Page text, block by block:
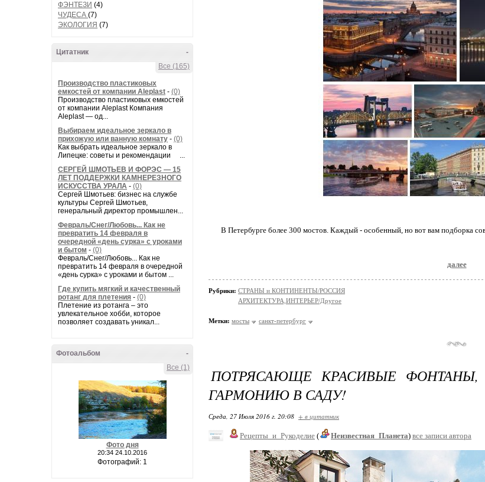
ФЭНТЕЗИ (4)
ЧУДЕСА (7)
ЭКОЛОГИЯ (7)
-
Цитатник
Все (165)
Производство пластиковых
емкостей от компании Aleplast - (0)
Производство пластиковых емкостей
от компании Aleplast Компания
Aleplast — од...
Выбираем идеальное зеркало в
прихожую или ванную комнату - (0)
Как выбрать идеальное зеркало в
Липецке: советы и рекомендации ...
СЕРГЕЙ ШМОТЬЕВ И ФОРЭС — 15
ЛЕТ ПОДДЕРЖКИ КАМНЕРЕЗНОГО
ИСКУССТВА УРАЛА - (0)
Сергей Шмотьев: бизнес на службе
культуры Сергей Шмотьев,
генеральный директор промышлен...
Февраль/Снег/Любовь... Как не
превратить 14 февраля в
очередной «день сурка» с уроками
и бытом - (0)
Февраль/Снег/Любовь... Как не
превратить 14 февраля в очередной
«день сурка» с уроками и бытом ...
Где купить мягкий и качественный
ротанг для плетения - (0)
Плетение из ротанга – это
увлекательное хобби, которое
позволяет создавать уникал...
-
Фотоальбом
Все (1)
Фото дня
20:34 24.10.2016
Фотографий: 1
В Петербурге более 300 мостов. Каждый - особенный, но вот вам подборка
далее
Рубрики: СТРАНЫ и КОНТИНЕНТЫ/РОССИЯ
АРХИТЕКТУРА,ИНТЕРЬЕР/Другое
Метки: мосты санкт-петербург
ПОТРЯСАЮЩЕ КРАСИВЫЕ
ГАРМОНИЮ В САДУ!
Среда, 27 Июля 2016 г. 20:08 + в цитатник
Рецепты_и_Рукоделие ( Неизвестная_Планета) все записи автора